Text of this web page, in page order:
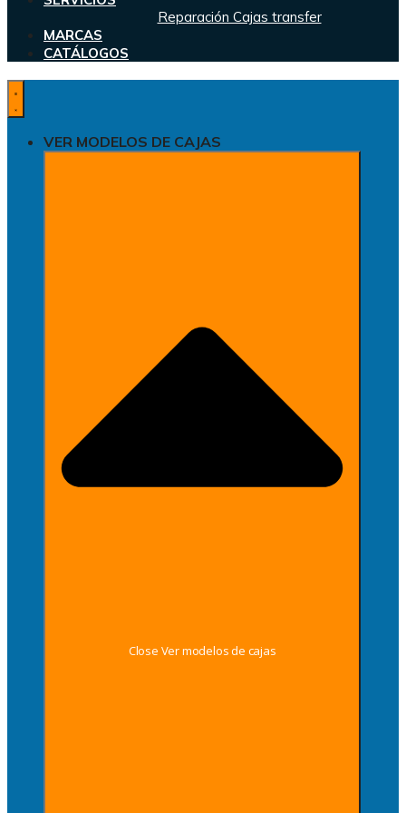
Reparación Cajas transfer
MARCAS
CATÁLOGOS
VER MODELOS DE CAJAS
Close Ver modelos de cajas